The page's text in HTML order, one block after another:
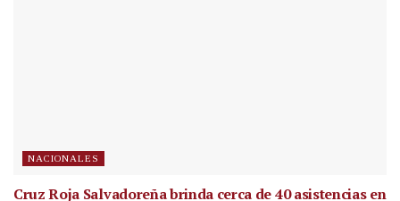
NACIONALES
Cruz Roja Salvadoreña brinda cerca de 40 asistencias en